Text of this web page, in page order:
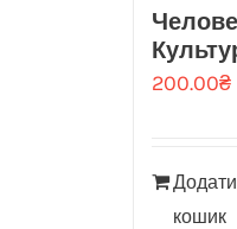
200.00₴
кошик